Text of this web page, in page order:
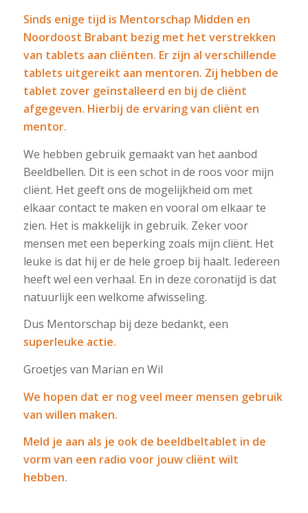
Sinds enige tijd is Mentorschap Midden en
Noordoost Brabant bezig met het verstrekken
van tablets aan cliënten. Er zijn al verschillende
tablets uitgereikt aan mentoren. Zij hebben de
tablet zover geïnstalleerd en bij de cliënt
afgegeven. Hierbij de ervaring van cliënt en
mentor.
We hebben gebruik gemaakt van het aanbod
Beeldbellen. Dit is een schot in de roos voor mijn
cliënt. Het geeft ons de mogelijkheid om met
elkaar contact te maken en vooral om elkaar te
zien. Het is makkelijk in gebruik. Zeker voor
mensen met een beperking zoals mijn cliënt. Het
leuke is dat hij er de hele groep bij haalt. Iedereen
heeft wel een verhaal. En in deze coronatijd is dat
natuurlijk een welkome afwisseling.
Dus Mentorschap bij deze bedankt, een
superleuke actie.
Groetjes van Marian en Wil
We hopen dat er nog veel meer mensen gebruik
van willen maken.
Meld je aan als je ook de beeldbeltablet in de
vorm van een radio voor jouw cliënt wilt
hebben.